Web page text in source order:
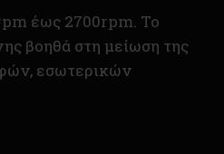
έως 2700rpm. Το
βοηθά στη μείωση της
εσωτερικών